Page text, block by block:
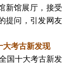
新馆展厅，接受
提问，引发网友
大考古新发现
国十大考古新发